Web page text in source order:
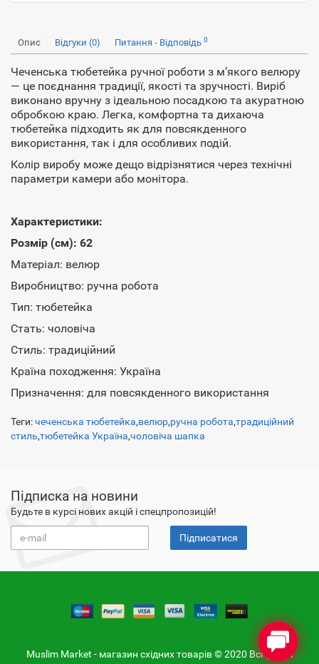
Опис Відгуки (0) Питання - Відповідь 0
Чеченська тюбетейка ручної роботи з м’якого велюру
— це поєднання традиції, якості та зручності. Виріб
виконано вручну з ідеальною посадкою та акуратною
обробкою краю. Легка, комфортна та дихаюча
тюбетейка підходить як для повсякденного
використання, так і для особливих подій.
Колір виробу може дещо відрізнятися через технічні
параметри камери або монітора.
Характеристики:
​Розмір (см): 62
Матеріал: велюр
Виробництво: ручна робота
Тип: тюбетейка
Стать: чоловіча
Стиль: традиційний
Країна походження: Україна
Призначення: для повсякденного використання
Теги:чеченська тюбетейка,велюр,ручна робота,традиційний
стиль,тюбетейка Україна,чоловіча шапка
Підписка на новини
Будьте в курсі нових акцій і спецпропозицій!
Підписатися
Muslim Market - магазин східних товарів © 2020 Всі фото і